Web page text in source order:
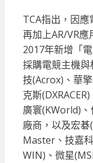
TCA指出，因應
再加上AR/VR
2017年新增「
採購電競主機
技(Acrox)、華
克斯
廣寰(KWorld)、
廠商，以及宏
Master、技嘉
WIN)、微星